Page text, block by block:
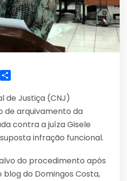
Copy
de Justiça (CNJ)
de arquivamento da
contra a juíza Gisele
infração funcional.
do procedimento após
do Domingos Costa,